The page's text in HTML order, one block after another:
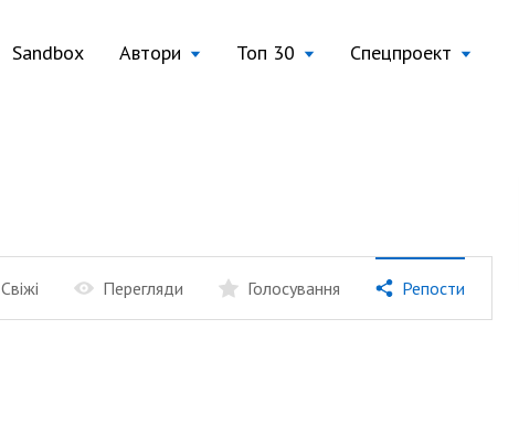
Sandbox Автори Топ 30 Спецпроект
Свіжі Перегляди Голосування Репости